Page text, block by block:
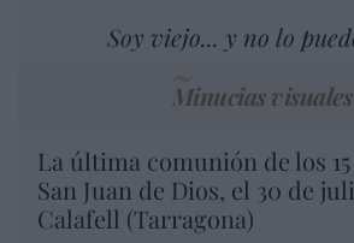
Soy viejo... y no lo
Minucias visuales
La última comunión de los
San Juan de Dios, el 30 de
Calafell (Tarragona)